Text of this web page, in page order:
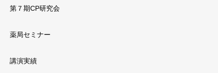
第７期CP研究会
薬局セミナー
講演実績